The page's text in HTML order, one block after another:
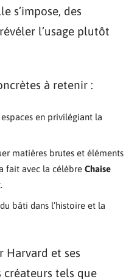
s’impose, des
l’usage plutôt
à retenir :
en privilégiant la
matières brutes et éléments
fait avec la célèbre Chaise
bâti dans l’histoire et la
Harvard et ses
créateurs tels que